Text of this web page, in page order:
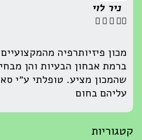
ניר לוי

מכון פיזיותרפיה
ברמת אבחון הבעיות והן
שהמכון מציע. טופלתי ע״י
עליהם בחום
קטגוריות